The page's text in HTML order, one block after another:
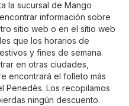
la sucursal de Mango
información sobre
sitio web o en el sitio web
que los horarios de
y fines de semana.
en otras ciudades,
encontrará el folleto más
Penedès. Los recopilamos
ningún descuento.